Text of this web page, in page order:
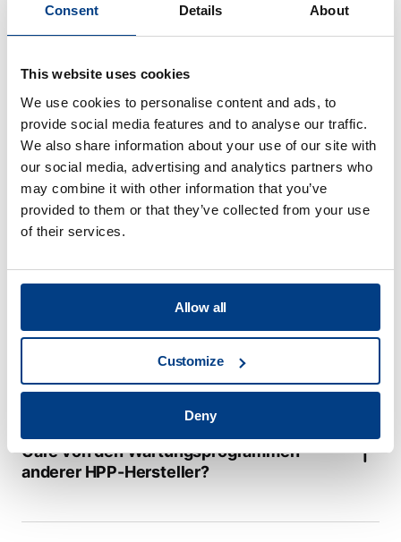
Consent Details About
This website uses cookies
We use cookies to personalise content and ads, to
provide social media features and to analyse our traffic.
We also share information about your use of our site with
our social media, advertising and analytics partners who
may combine it with other information that you’ve
provided to them or that they’ve collected from your use
of their services.
Allow all
Customize
Deny
View all
Worin bestehen die Vorteile der
Hochdruckbehandlung?
In welchen Anwendungen wird die HPP
Welche Serviceleistungen bieten Sie in
Care von den Wartungsprogrammen
anderer HPP-Hersteller?